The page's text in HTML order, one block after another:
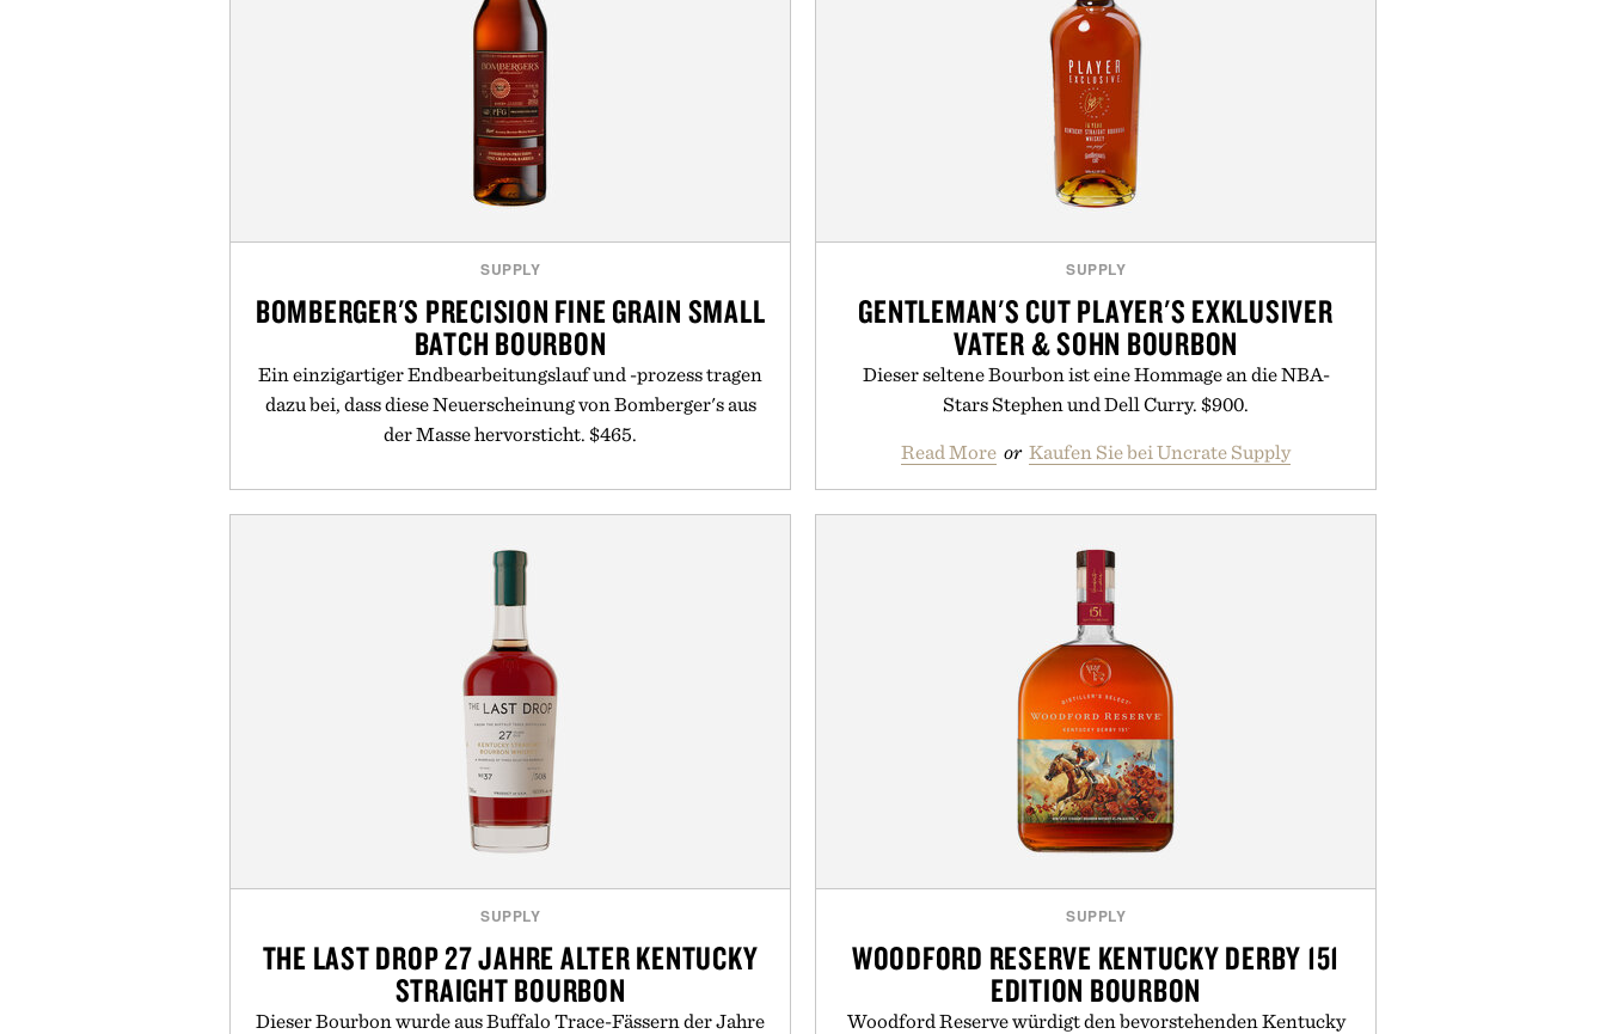
SUPPLY
BOMBERGER'S PRECISION FINE GRAIN SMALL
BATCH BOURBON
Ein einzigartiger Endbearbeitungslauf und -prozess tragen
dazu bei, dass diese Neuerscheinung von Bomberger's aus
der Masse hervorsticht. $465.
SUPPLY
GENTLEMAN'S CUT PLAYER'S EXKLUSIVER
VATER & SOHN BOURBON
Dieser seltene Bourbon ist eine Hommage an die NBA-
Stars Stephen und Dell Curry. $900.
Read More or Kaufen Sie bei Uncrate Supply
SUPPLY
THE LAST DROP 27 JAHRE ALTER KENTUCKY
STRAIGHT BOURBON
Dieser Bourbon wurde aus Buffalo Trace-Fässern der Jahre
SUPPLY
WOODFORD RESERVE KENTUCKY DERBY 151
EDITION BOURBON
Woodford Reserve würdigt den bevorstehenden Kentucky